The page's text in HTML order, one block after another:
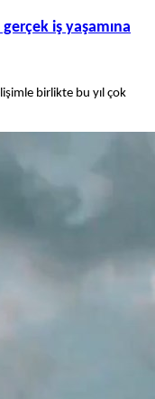
iş yaşamına
birlikte bu yıl çok